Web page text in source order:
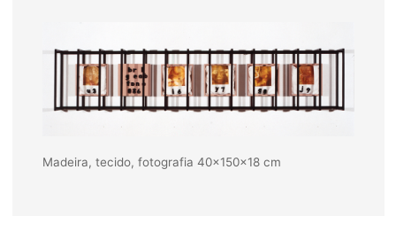
Madeira, tecido, fotografia 40x150x18 cm